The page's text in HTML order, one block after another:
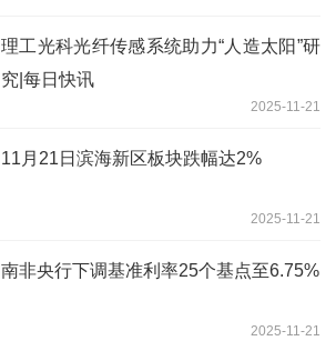
理工光科光纤传感系统助力“人造太阳”研
究|每日快讯
2025-11-21
11月21日滨海新区板块跌幅达2%
2025-11-21
南非央行下调基准利率25个基点至6.75%
2025-11-21